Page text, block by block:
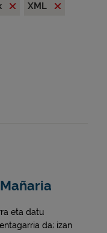
XML
eta datu
da; izan